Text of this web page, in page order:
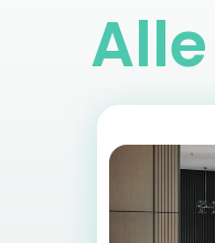
Alle